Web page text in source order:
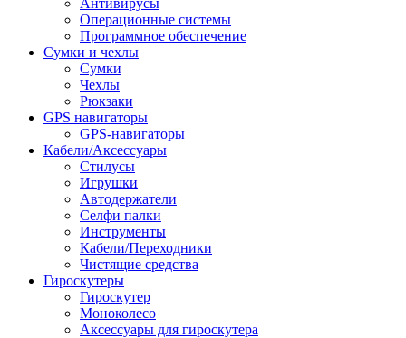
Антивирусы
Операционные системы
Программное обеспечение
Сумки и чехлы
Сумки
Чехлы
Рюкзаки
GPS навигаторы
GPS-навигаторы
Кабели/Аксессуары
Стилусы
Игрушки
Автодержатели
Селфи палки
Инструменты
Кабели/Переходники
Чистящие средства
Гироскутеры
Гироскутер
Моноколесо
Аксессуары для гироскутера